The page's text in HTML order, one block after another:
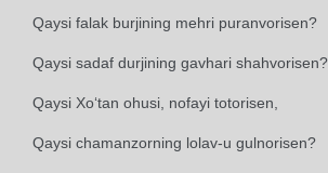
Qaysi falak burjining mehri puranvorisen?
Qaysi sadaf durjining gavhari shahvorisen?
Qaysi Xo‘tan ohusi, nofayi totorisen,
Qaysi chamanzorning lolav-u gulnorisen?